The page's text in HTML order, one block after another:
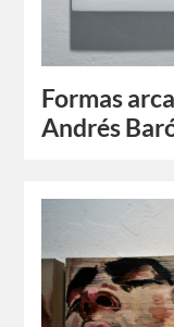
Formas
Andrés